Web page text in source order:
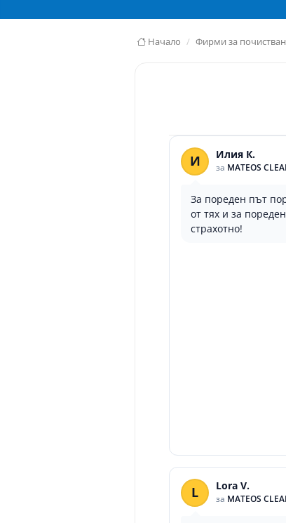
Начало Фирми за
И Илия К.
за MATEOS
За пореден път
от тях и за
страхотно!
L Lora V.
за MATEOS